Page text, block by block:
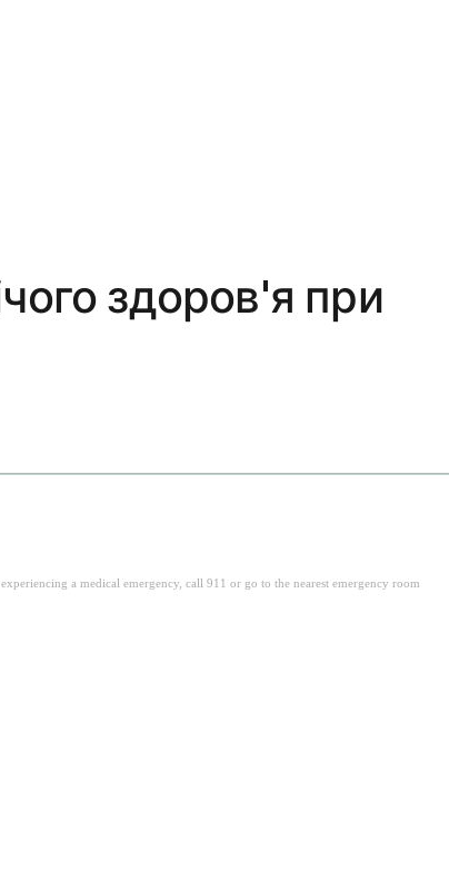
здоров'я при
a medical emergency, call 911 or go to the nearest emergency room